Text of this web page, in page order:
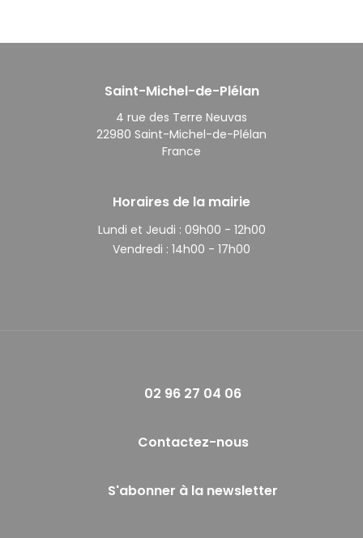
Saint-Michel-de-Plélan
4 rue des Terre Neuvas
22980 Saint-Michel-de-Plélan
France
Horaires de la mairie
Lundi et Jeudi : 09h00 - 12h00
Vendredi : 14h00 - 17h00
02 96 27 04 06
Contactez-nous
S'abonner à la newsletter